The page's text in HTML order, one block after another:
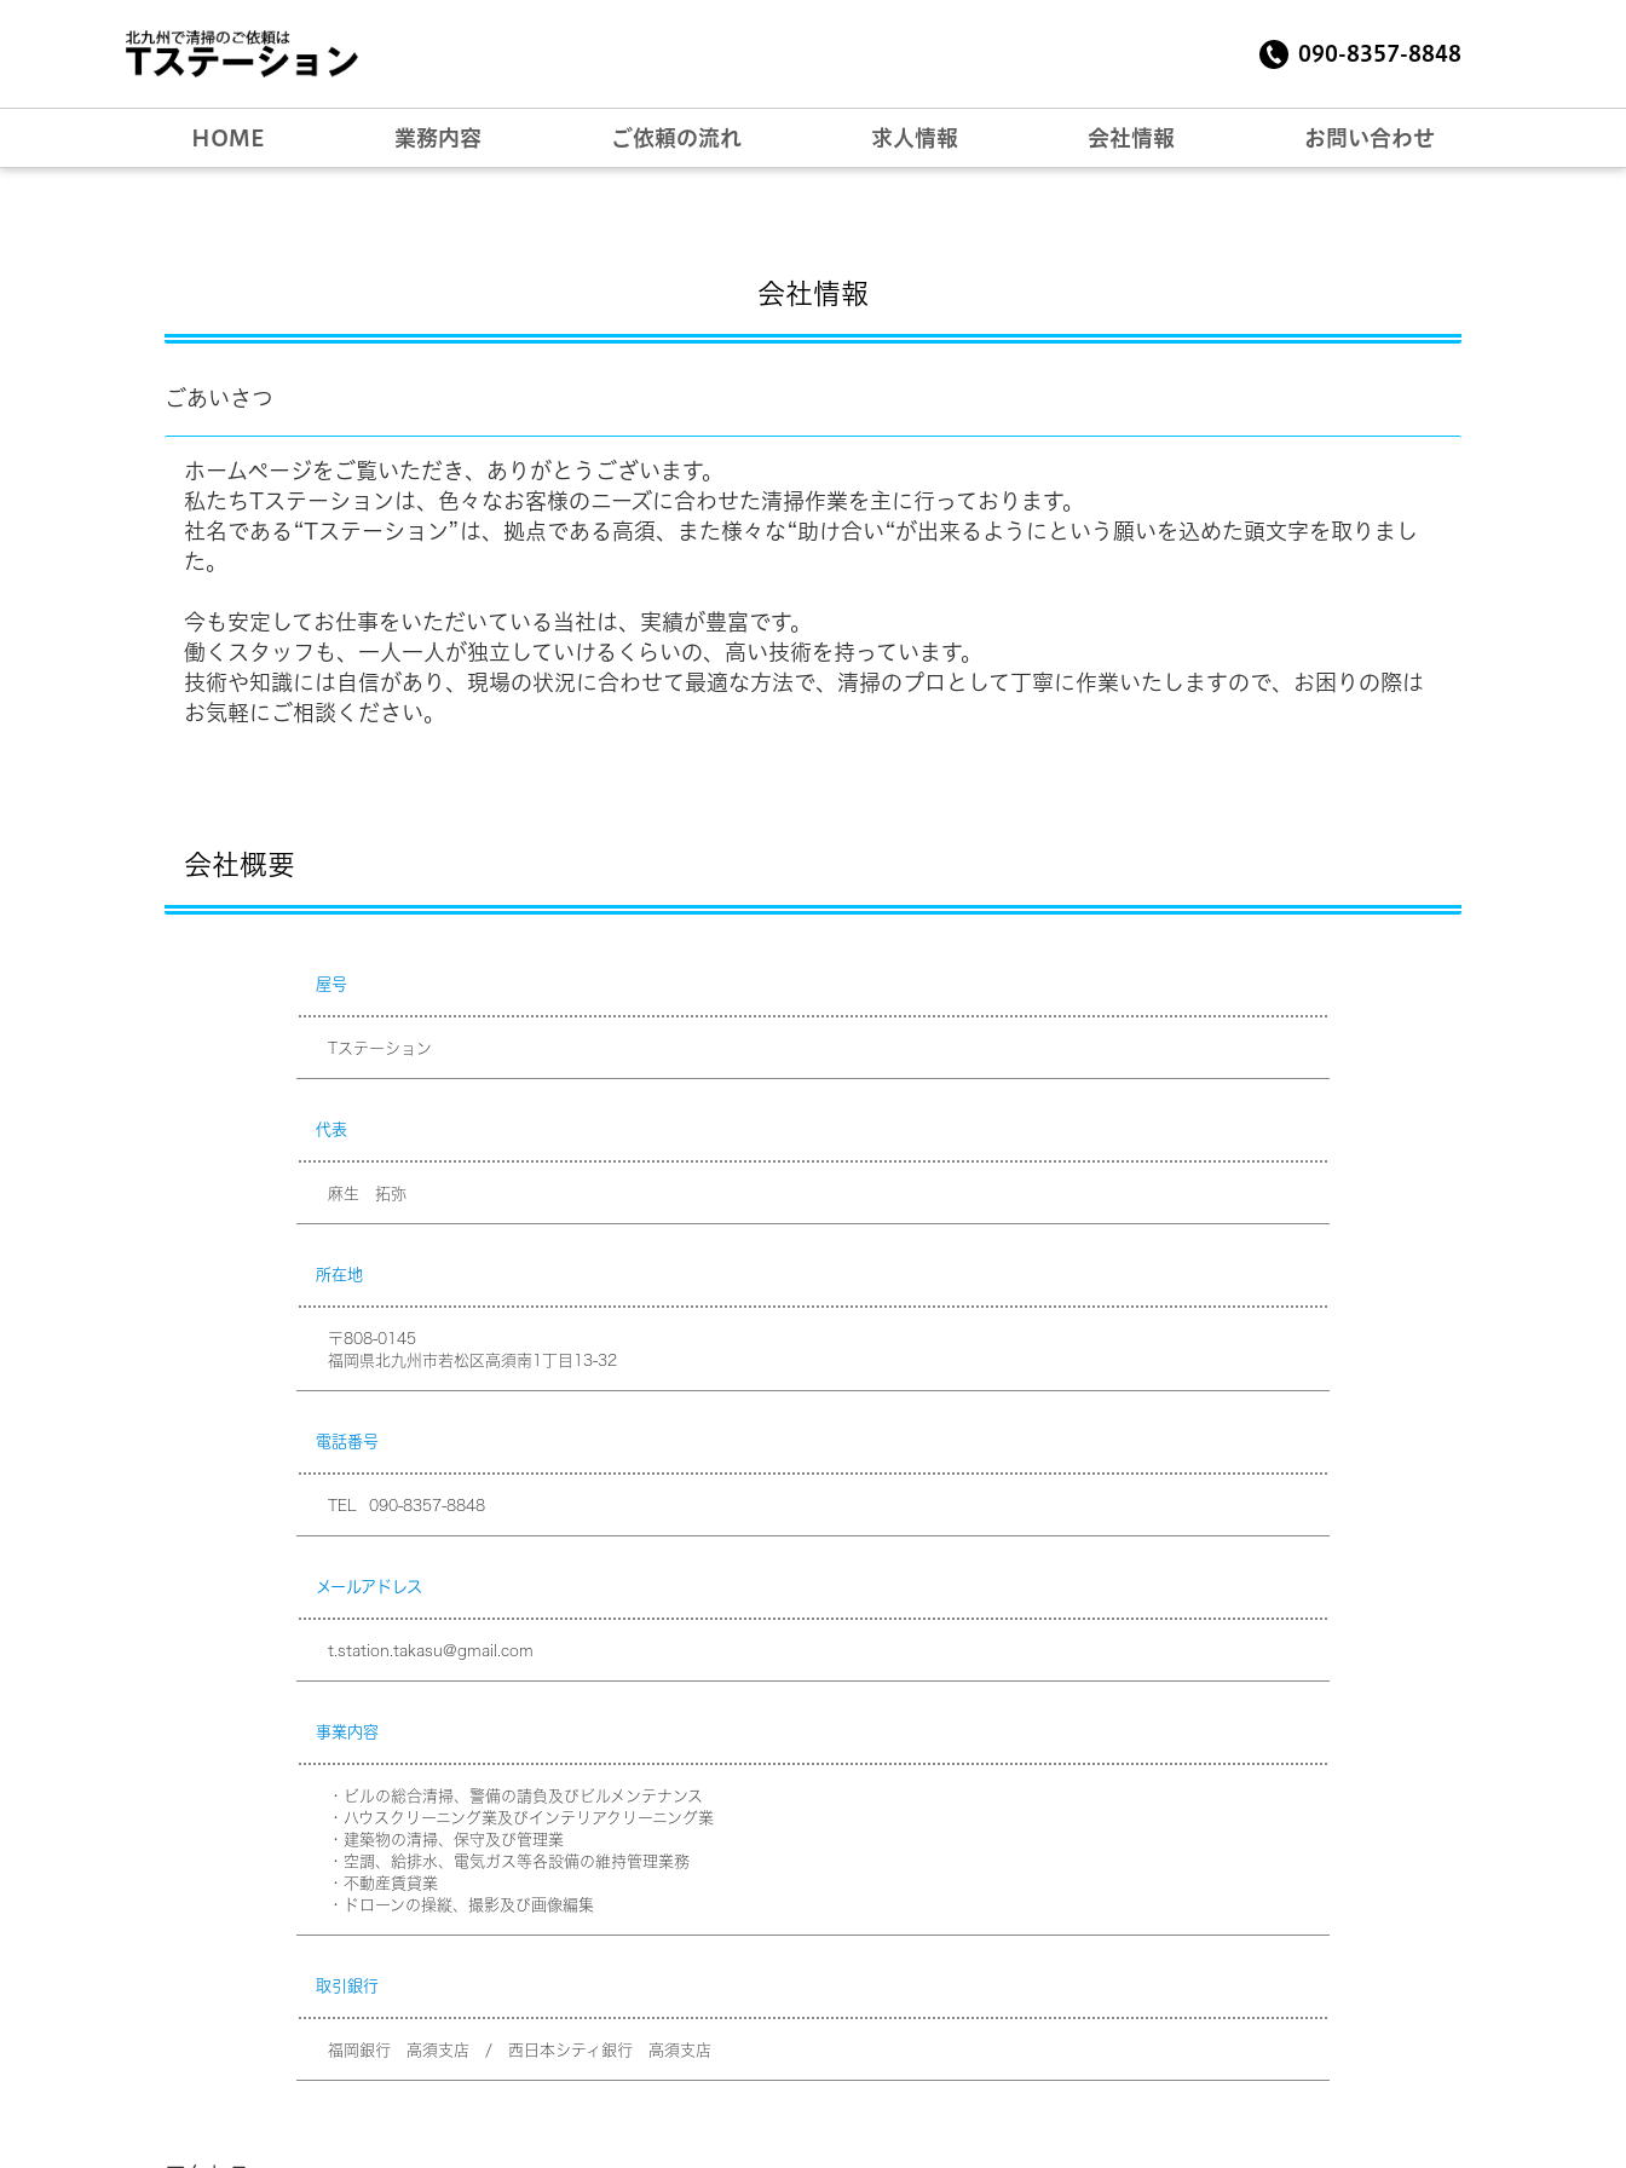
090-8357-8848
HOME 業務内容 ご依頼の流れ 求人情報 会社情報 お問い合わせ
会社情報
ごあいさつ
ホームページをご覧いただき、ありがとうございます。
私たちTステーションは、色々なお客様のニーズに合わせた清掃作業を主に行っております。
社名である“Tステーション”は、拠点である高須、また様々な“助け合い“が出来るようにという願いを込めた頭文字を取りまし
た。
今も安定してお仕事をいただいている当社は、実績が豊富です。
働くスタッフも、一人一人が独立していけるくらいの、高い技術を持っています。
技術や知識には自信があり、現場の状況に合わせて最適な方法で、清掃のプロとして丁寧に作業いたしますので、お困りの際は
お気軽にご相談ください。
会社概要
屋号
Tステーション
代表
麻生 拓弥
所在地
〒808-0145
福岡県北九州市若松区高須南1丁目13-32
電話番号
TEL 090-8357-8848
メールアドレス
t.station.takasu@gmail.com
事業内容
・ビルの総合清掃、警備の請負及びビルメンテナンス
・ハウスクリーニング業及びインテリアクリーニング業
・建築物の清掃、保守及び管理業
・空調、給排水、電気ガス等各設備の維持管理業務
・不動産賃貸業
・ドローンの操縦、撮影及び画像編集
取引銀行
福岡銀行 高須支店 / 西日本シティ銀行 高須支店